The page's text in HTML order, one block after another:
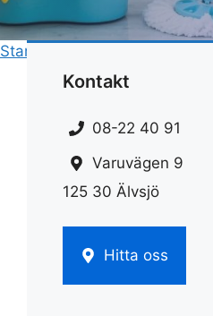
Start
Kontakt
08-22 40 91
Varuvägen 9
125 30 Älvsjö
Hitta oss